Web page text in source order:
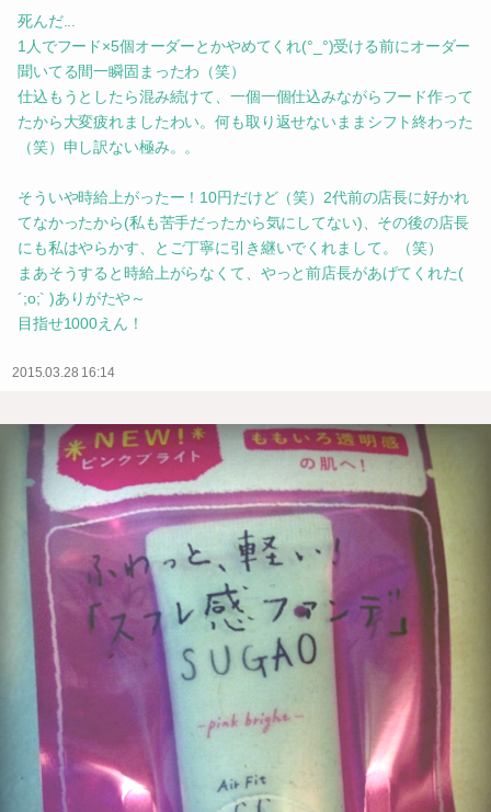
死んだ...
1人でフード×5個オーダーとかやめてくれ(°_°)受ける前にオーダー
聞いてる間一瞬固まったわ（笑）
仕込もうとしたら混み続けて、一個一個仕込みながらフード作って
たから大変疲れましたわい。何も取り返せないままシフト終わった
（笑）申し訳ない極み。。
そういや時給上がったー！10円だけど（笑）2代前の店長に好かれ
てなかったから(私も苦手だったから気にしてない)、その後の店長
にも私はやらかす、とご丁寧に引き継いでくれまして。（笑）
まあそうすると時給上がらなくて、やっと前店長があげてくれた(
´;o;` )ありがたや～
目指せ1000えん！
2015.03.28 16:14